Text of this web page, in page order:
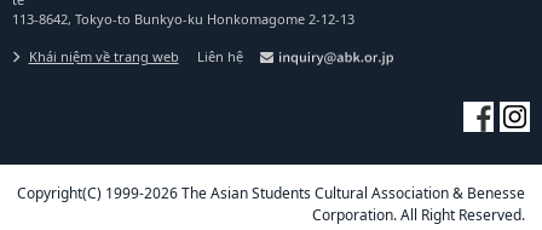
113-8642, Tokyo-to Bunkyo-ku Honkomagome 2-12-13
Khái niệm về trang web Liên hệ
Copyright(C) 1999-2026 The Asian Students Cultural Association & Benesse
Corporation. All Right Reserved.